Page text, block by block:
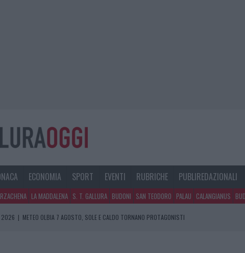
ECONOMIA SPORT EVENTI RUBRICHE PUBLIREDAZIONALI
LA MADDALENA S. T. GALLURA BUDONI SAN TEODORO PALAU CALANGIANUS
2026 | METEO OLBIA 7 AGOSTO, SOLE E CALDO TORNANO PROTAGONISTI